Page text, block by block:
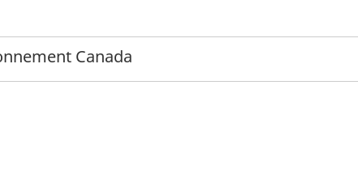
Canada